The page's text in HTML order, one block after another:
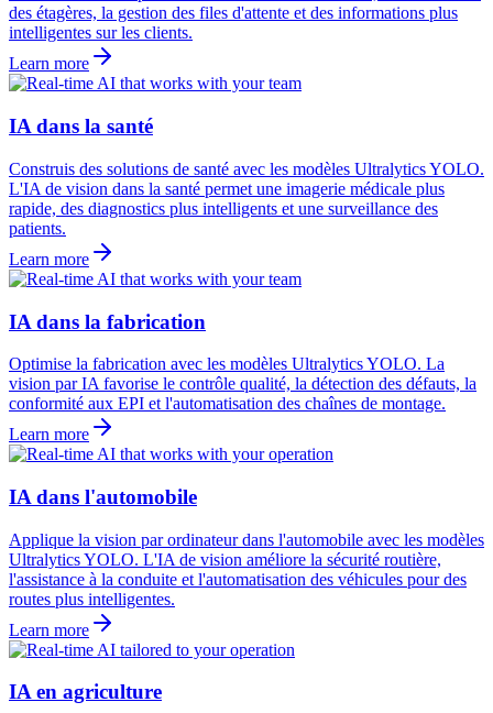
des étagères, la gestion des files d'attente et des informations plus
intelligentes sur les clients.
Learn more
IA dans la santé
Construis des solutions de santé avec les modèles Ultralytics YOLO.
L'IA de vision dans la santé permet une imagerie médicale plus
rapide, des diagnostics plus intelligents et une surveillance des
patients.
Learn more
IA dans la fabrication
Optimise la fabrication avec les modèles Ultralytics YOLO. La
vision par IA favorise le contrôle qualité, la détection des défauts, la
conformité aux EPI et l'automatisation des chaînes de montage.
Learn more
IA dans l'automobile
Applique la vision par ordinateur dans l'automobile avec les modèles
Ultralytics YOLO. L'IA de vision améliore la sécurité routière,
l'assistance à la conduite et l'automatisation des véhicules pour des
routes plus intelligentes.
Learn more
IA en agriculture